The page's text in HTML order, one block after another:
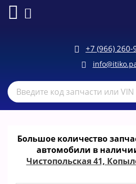
+7 (966) 260-
Большое количество
автомобили в
Чистопольская 41,